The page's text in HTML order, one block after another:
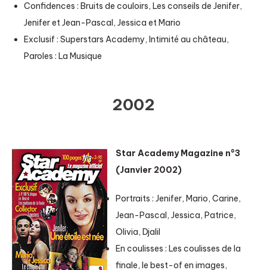
Confidences : Bruits de couloirs, Les conseils de Jenifer,
Jenifer et Jean-Pascal, Jessica et Mario
Exclusif : Superstars Academy, Intimité au château,
Paroles : La Musique
2002
Star Academy Magazine n°3
(Janvier 2002)
Portraits : Jenifer, Mario, Carine,
Jean-Pascal, Jessica, Patrice,
Olivia, Djalil
En coulisses : Les coulisses de la
finale, le best-of en images,